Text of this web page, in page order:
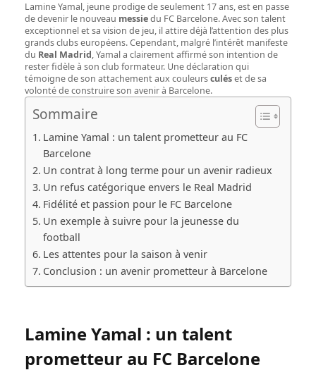
Lamine Yamal, jeune prodige de seulement 17 ans, est en passe
de devenir le nouveau messiedu FC Barcelone. Avec son talent
exceptionnel et sa vision de jeu, il attire déjà l’attention des plus
grands clubs européens. Cependant, malgré l’intérêt manifeste
du Real Madrid, Yamal a clairement affirmé son intention de
rester fidèle à son club formateur. Une déclaration qui
témoigne de son attachement aux couleursculéset de sa
volonté de construire son avenir à Barcelone.
Sommaire
Lamine Yamal : un talent prometteur au FC
Barcelone
Un contrat à long terme pour un avenir radieux
Un refus catégorique envers le Real Madrid
Fidélité et passion pour le FC Barcelone
Un exemple à suivre pour la jeunesse du
football
Les attentes pour la saison à venir
Conclusion : un avenir prometteur à Barcelone
Lamine Yamal : un talent
prometteur au FC Barcelone